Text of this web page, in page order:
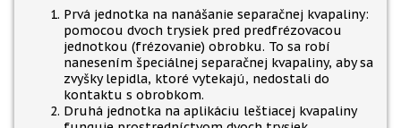
Prvá jednotka na nanášanie separačnej kvapaliny:
pomocou dvoch trysiek pred predfrézovacou
jednotkou (frézovanie) obrobku. To sa robí
nanesením špeciálnej separačnej kvapaliny, aby sa
zvyšky lepidla, ktoré vytekajú, nedostali do
kontaktu s obrobkom.
Druhá jednotka na aplikáciu leštiacej kvapaliny